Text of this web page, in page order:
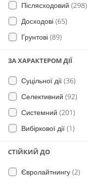
повитиця(7)
Подорожник великий
Полин гіркий (31)
Вівсюг Людовика
Осот шорсткий(46)
Очерет звичайний
Лопух великий (11)
Лаванда(2)
Аніс (1)
Люпин (1)
Огірки(5)
Плодові(1)
на Гречку(3)
Концентрат емульсії
Післясходовий (298)
Досходові (65)
Грунтові (89)
ЗА ХАРАКТЕРОМ ДІЇ
Суцільної дії (36)
Селективний (92)
Системний (201)
Вибіркової дії (1)
СТІЙКИЙ ДО
Євролайтнингу (2)